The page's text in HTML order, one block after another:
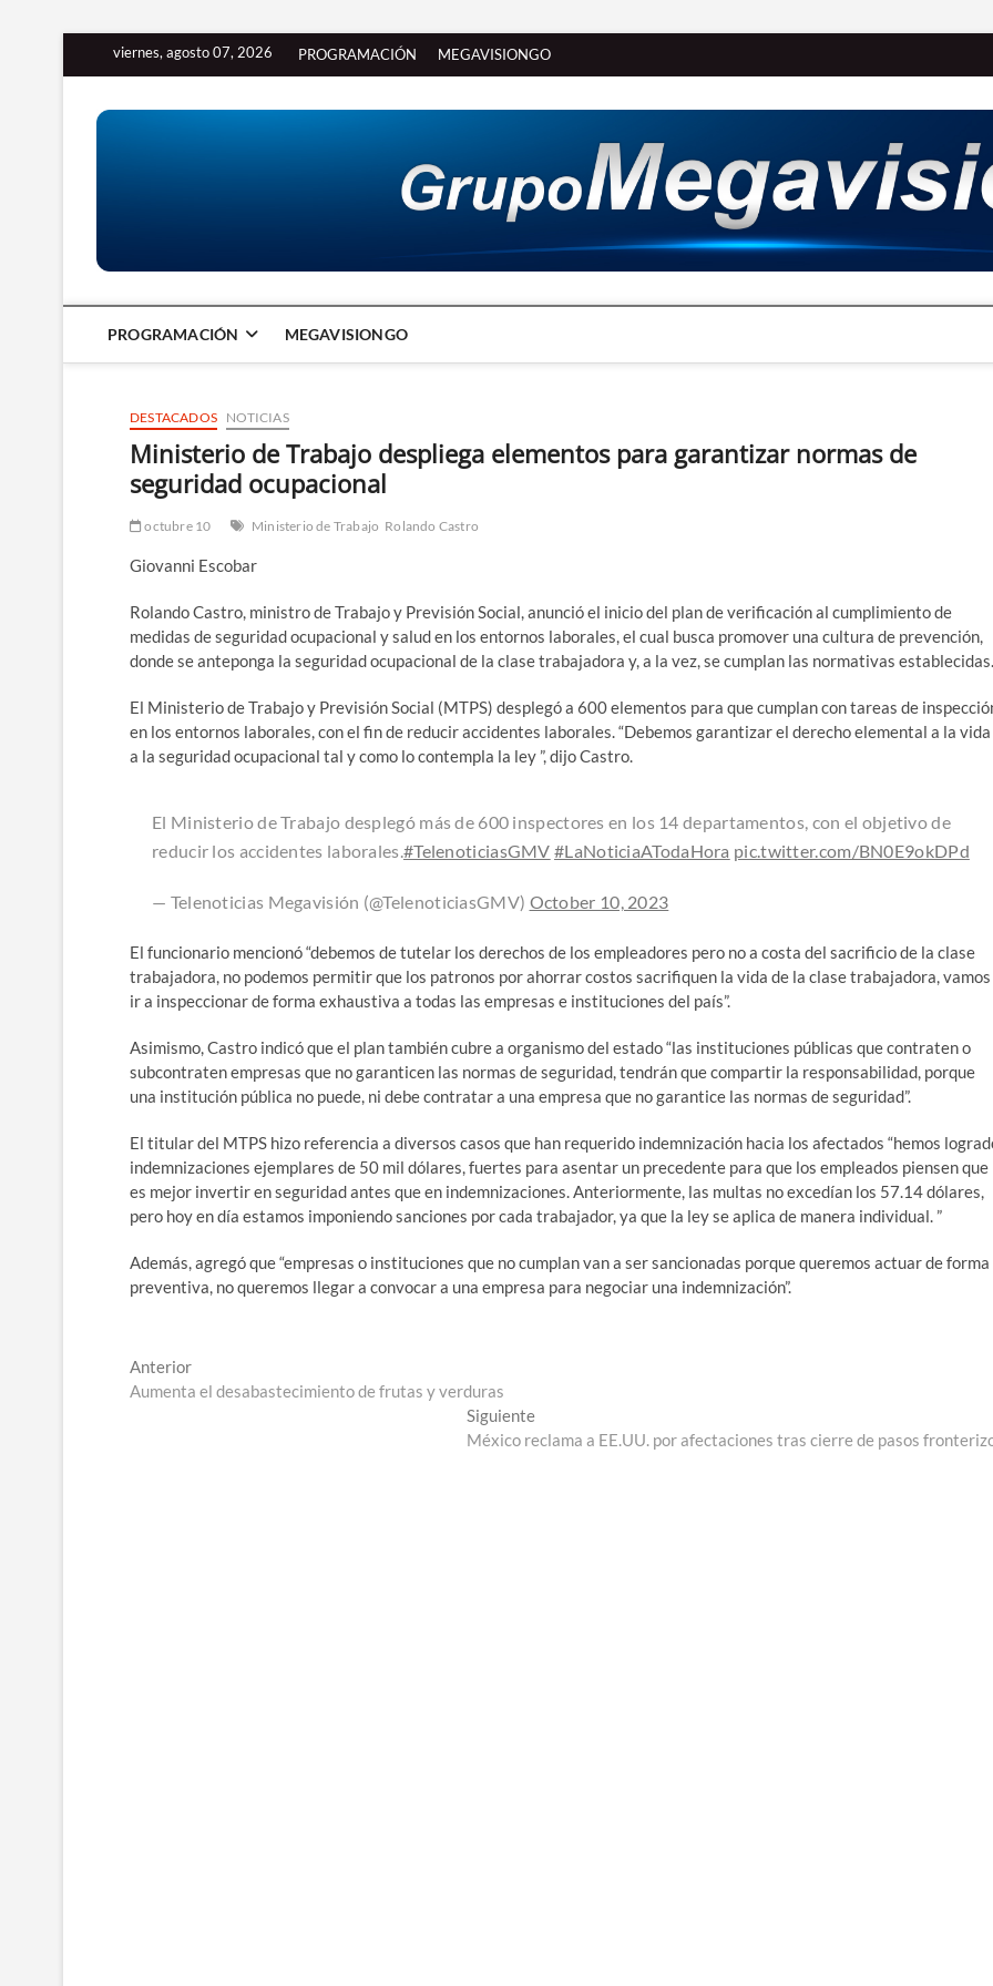
viernes, agosto 07, 2026 PROGRAMACIÓN MEGAVISIONGO
PROGRAMACIÓN MEGAVISIONGO
DESTACADOS NOTICIAS
Ministerio de Trabajo despliega elementos para garantizar normas de
seguridad ocupacional
octubre 10 Ministerio de Trabajo Rolando Castro
Giovanni Escobar
Rolando Castro, ministro de Trabajo y Previsión Social, anunció el inicio del plan de verificación al cumplimiento de
medidas de seguridad ocupacional y salud en los entornos laborales, el cual busca promover una cultura de prevención,
donde se anteponga la seguridad ocupacional de la clase trabajadora y, a la vez, se cumplan las normativas establecidas.
El Ministerio de Trabajo y Previsión Social (MTPS) desplegó a 600 elementos para que cumplan con tareas de
en los entornos laborales, con el fin de reducir accidentes laborales. “Debemos garantizar el derecho elemental a la
a la seguridad ocupacional tal y como lo contempla la ley ”, dijo Castro.
El Ministerio de Trabajo desplegó más de 600 inspectores en los 14 departamentos, con el objetivo de
reducir los accidentes laborales.#TelenoticiasGMV #LaNoticiaATodaHora pic.twitter.com/BN0E9okDPd
— Telenoticias Megavisión (@TelenoticiasGMV) October 10, 2023
El funcionario mencionó “debemos de tutelar los derechos de los empleadores pero no a costa del sacrificio de la clase
trabajadora, no podemos permitir que los patronos por ahorrar costos sacrifiquen la vida de la clase trabajadora, vamos
ir a inspeccionar de forma exhaustiva a todas las empresas e instituciones del país”.
Asimismo, Castro indicó que el plan también cubre a organismo del estado “las instituciones públicas que contraten o
subcontraten empresas que no garanticen las normas de seguridad, tendrán que compartir la responsabilidad, porque
una institución pública no puede, ni debe contratar a una empresa que no garantice las normas de seguridad”.
El titular del MTPS hizo referencia a diversos casos que han requerido indemnización hacia los afectados “hemos
indemnizaciones ejemplares de 50 mil dólares, fuertes para asentar un precedente para que los empleados piensen que
es mejor invertir en seguridad antes que en indemnizaciones. Anteriormente, las multas no excedían los 57.14 dólares,
pero hoy en día estamos imponiendo sanciones por cada trabajador, ya que la ley se aplica de manera individual. ”
Además, agregó que “empresas o instituciones que no cumplan van a ser sancionadas porque queremos actuar de forma
preventiva, no queremos llegar a convocar a una empresa para negociar una indemnización”.
Navegación
de
AnteriorEntrada
anterior:
Aumenta el desabastecimiento de frutas y verduras
SiguienteEntrada
siguiente:
México reclama a EE.UU. por afectaciones tras cierre de pasos